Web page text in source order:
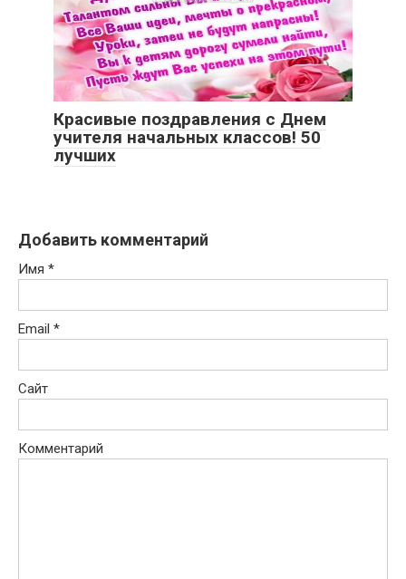
Красивые поздравления с Днем
учителя начальных классов! 50
лучших
Добавить комментарий
Имя *
Email *
Сайт
Комментарий